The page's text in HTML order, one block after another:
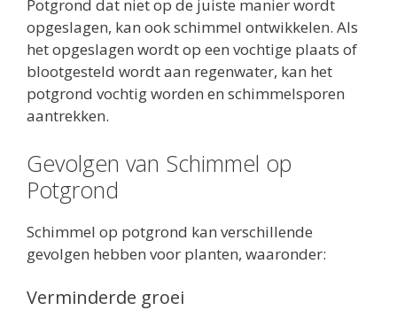
Potgrond dat niet op de juiste manier wordt
opgeslagen, kan ook schimmel ontwikkelen. Als
het opgeslagen wordt op een vochtige plaats of
blootgesteld wordt aan regenwater, kan het
potgrond vochtig worden en schimmelsporen
aantrekken.
Gevolgen van Schimmel op
Potgrond
Schimmel op potgrond kan verschillende
gevolgen hebben voor planten, waaronder:
Verminderde groei